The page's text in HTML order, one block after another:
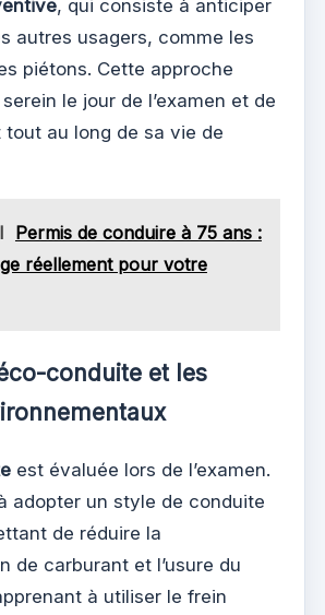
, qui consiste à anticiper
autres usagers, comme les
piétons. Cette approche
le jour de l’examen et de
au long de sa vie de
Permis de conduire à 75 ans :
réellement pour votre
conduite et les
est évaluée lors de l’examen.
adopter un style de conduite
de réduire la
de carburant et l’usure du
à utiliser le frein